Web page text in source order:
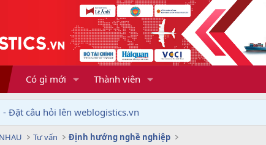
Có gì mới Thành viên
Đặt câu hỏi lên weblogistics.vn
Tư vấn Định hướng nghề nghiệp